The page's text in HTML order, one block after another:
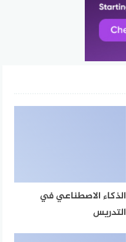
الذكاء الاصطناعي في
التدريس